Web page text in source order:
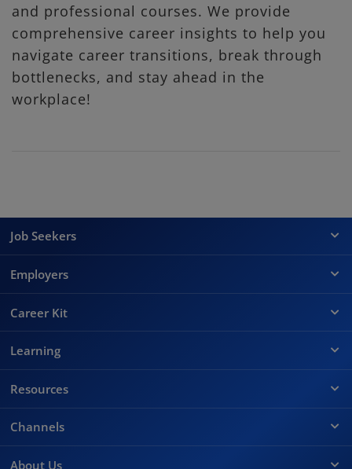
and professional courses. We provide
comprehensive career insights to help you
navigate career transitions, break through
bottlenecks, and stay ahead in the
workplace!
Job Seekers
Employers
Career Kit
Learning
Resources
Channels
About Us